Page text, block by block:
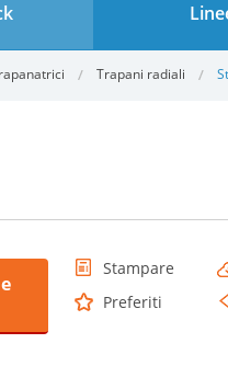
Trapani radiali
Stampare
Preferiti